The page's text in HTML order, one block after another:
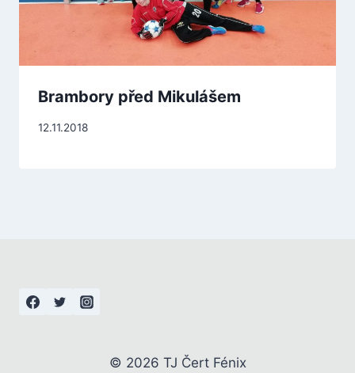
Brambory před Mikulášem
12.11.2018
© 2026 TJ Čert Fénix